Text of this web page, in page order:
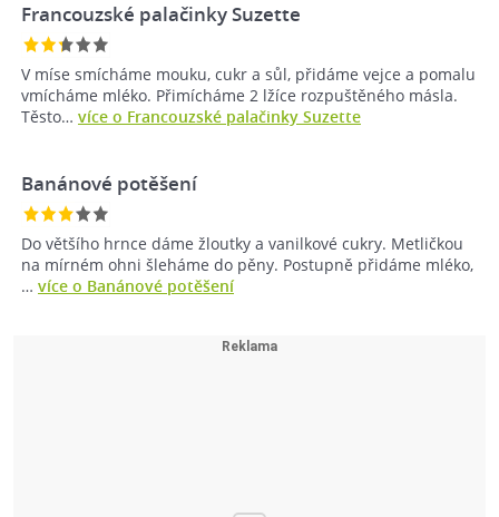
Francouzské palačinky Suzette
V míse smícháme mouku, cukr a sůl, přidáme vejce a pomalu
vmícháme mléko. Přimícháme 2 lžíce rozpuštěného másla.
Těsto… více o Francouzské palačinky Suzette
Banánové potěšení
Do většího hrnce dáme žloutky a vanilkové cukry. Metličkou
na mírném ohni šleháme do pěny. Postupně přidáme mléko,
… více o Banánové potěšení